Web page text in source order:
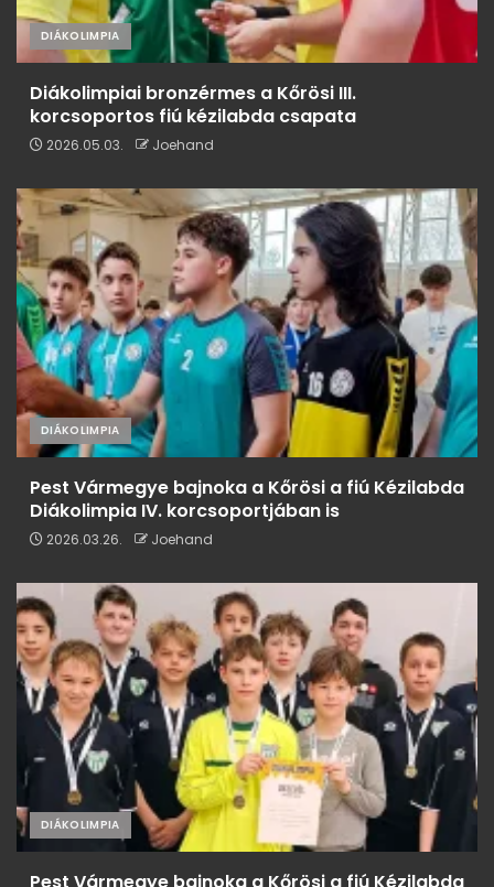
DIÁKOLIMPIA
Diákolimpiai bronzérmes a Kőrösi III.
korcsoportos fiú kézilabda csapata
2026.05.03. Joehand
DIÁKOLIMPIA
Pest Vármegye bajnoka a Kőrösi a fiú Kézilabda
Diákolimpia IV. korcsoportjában is
2026.03.26. Joehand
DIÁKOLIMPIA
Pest Vármegye bajnoka a Kőrösi a fiú Kézilabda